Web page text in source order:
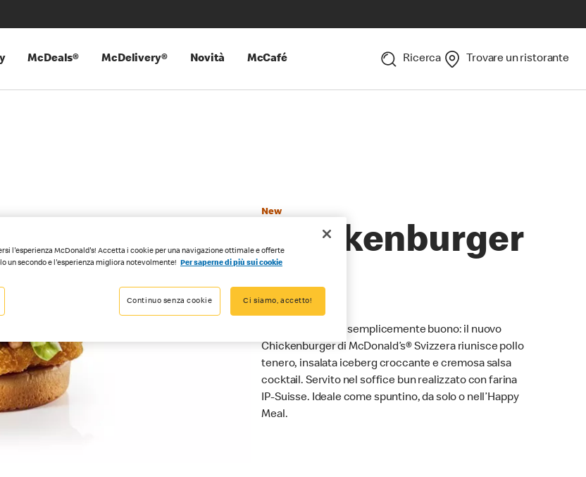
McDeals® McDelivery® Novità McCafé Ricerca Trovare un ristorante
New
Chickenburger
Piccolo, delicato, semplicemente buono: il nuovo
Chickenburger di McDonald’s® Svizzera riunisce pollo
tenero, insalata iceberg croccante e cremosa salsa
cocktail. Servito nel soffice bun realizzato con farina
IP-Suisse. Ideale come spuntino, da solo o nell’Happy
Meal.
l'esperienza McDonald's! Accetta i cookie per una navigazione ottimale e offerte
un secondo e l'esperienza migliora notevolmente!
Per saperne di più sui cookie
Continuo senza cookie Ci siamo, accetto!